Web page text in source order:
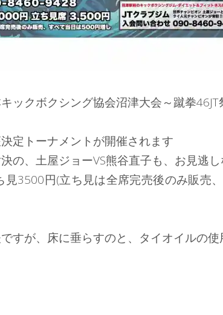
ックボクシング協会沼津大会～蹴拳
定トーナメントが開催されます
の、土屋ジョーVS熊谷直子も、お見逃し
3500円(立ち見は全席完売後のみ販売
が、床に垂らすのと、タイオイルの使